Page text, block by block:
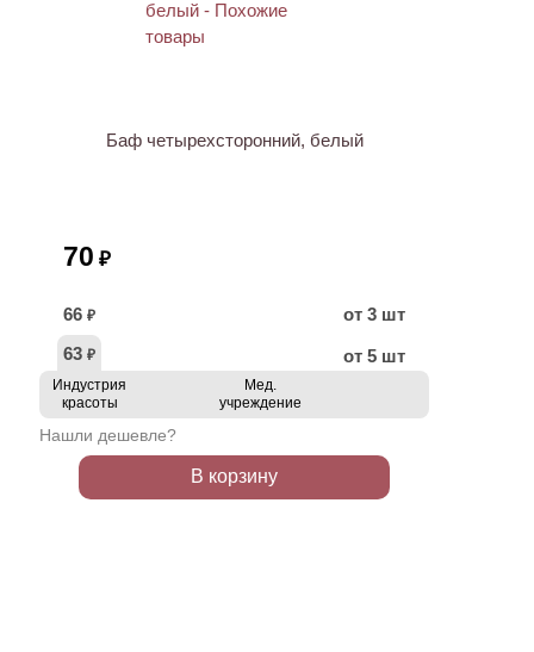
Баф четырехсторонний, белый
70 ₽
66 ₽
от 3 шт
63 ₽ от 5 шт
Индустрия
красоты
Мед.
учреждение
Нашли дешевле?
В корзину